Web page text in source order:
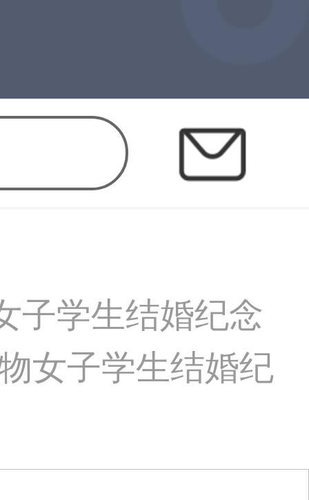
子学生结婚纪念
女子学生结婚纪